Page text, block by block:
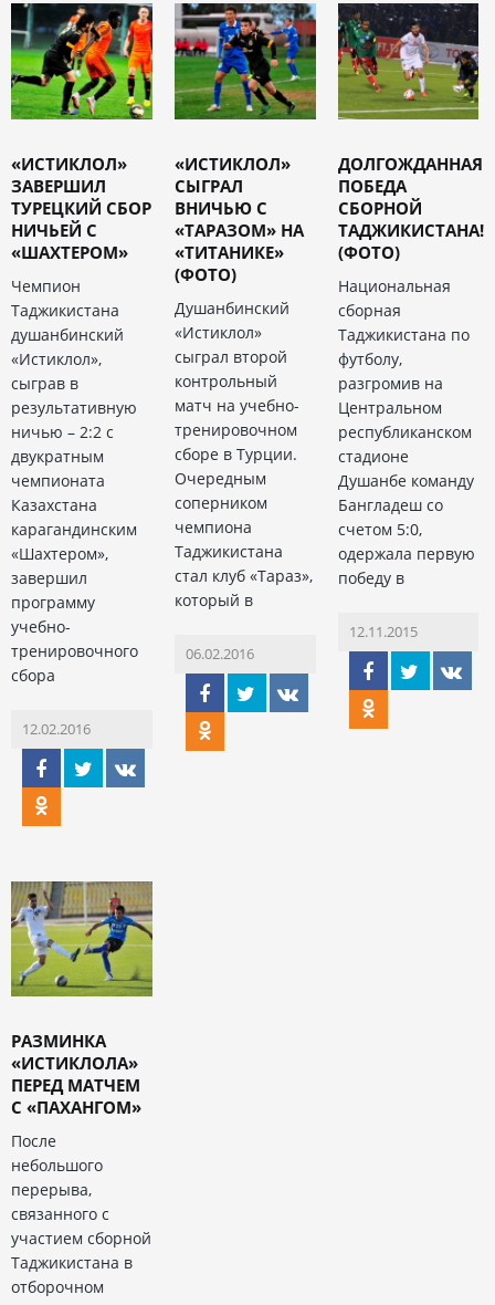
«ИСТИКЛОЛ»
ЗАВЕРШИЛ
ТУРЕЦКИЙ СБОР
НИЧЬЕЙ С
«ШАХТЕРОМ»
Чемпион
Таджикистана
душанбинский
«Истиклол»,
сыграв в
результативную
ничью – 2:2 с
двукратным
чемпионата
Казахстана
карагандинским
«Шахтером»,
завершил
программу
учебно-
тренировочного
сбора
12.02.2016
«ИСТИКЛОЛ»
СЫГРАЛ
ВНИЧЬЮ С
«ТАРАЗОМ» НА
«ТИТАНИКЕ»
(ФОТО)
Душанбинский
«Истиклол»
сыграл второй
контрольный
матч на учебно-
тренировочном
сборе в Турции.
Очередным
соперником
чемпиона
Таджикистана
стал клуб «Тараз»,
который в
06.02.2016
ДОЛГОЖДАННАЯ
ПОБЕДА
СБОРНОЙ
ТАДЖИКИСТАНА!
(ФОТО)
Национальная
сборная
Таджикистана по
футболу,
разгромив на
Центральном
республиканском
стадионе
Душанбе команду
Бангладеш со
счетом 5:0,
одержала первую
победу в
12.11.2015
РАЗМИНКА
«ИСТИКЛОЛА»
ПЕРЕД МАТЧЕМ
С «ПАХАНГОМ»
После
небольшого
перерыва,
связанного с
участием сборной
Таджикистана в
отборочном